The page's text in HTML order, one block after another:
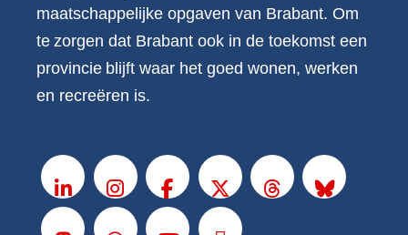
maatschappelijke opgaven van Brabant. Om
te zorgen dat Brabant ook in de toekomst een
provincie blijft waar het goed wonen, werken
en recreëren is.
LinkedInInstagramFacebook
X